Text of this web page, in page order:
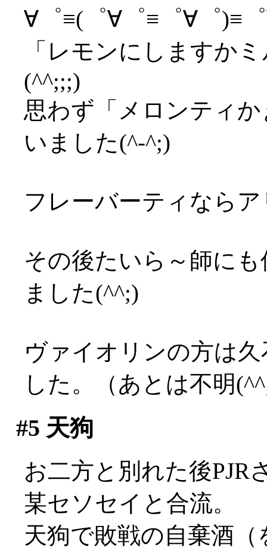
∀゜≡(゜∀゜≡゜∀゜)≡
「レモンにしますか
(^^;;;)
思わず「メロンティ
いました(^-^;)
フレーバーティなら
その後たいら～師に
ました(^^;)
ヴァイオリンの方は
した。（あとは不明
#5 天狗
お二方と別れた後PJR
某セソセイと合流。
天狗で敗戦の自棄酒（